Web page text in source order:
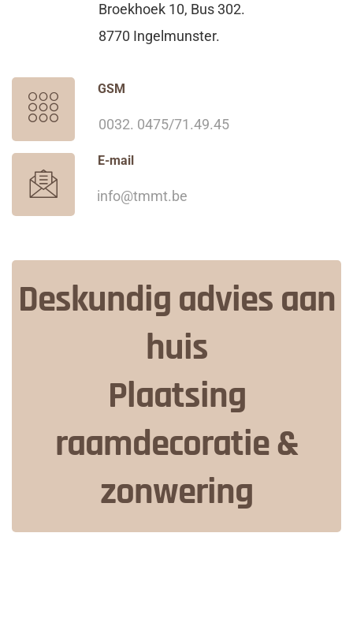
Broekhoek 10, Bus 302.
8770 Ingelmunster.
GSM
0032. 0475/71.49.45
E-mail
info@tmmt.be
Deskundig advies aan
huis
Plaatsing
raamdecoratie &
zonwering